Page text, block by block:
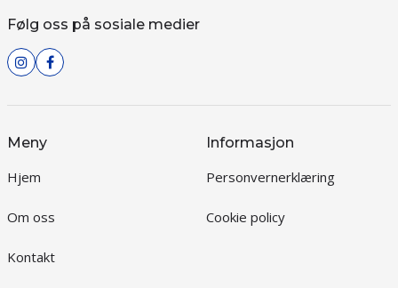
Følg oss på sosiale medier
Meny
Hjem
Om oss
Kontakt
Informasjon
Personvernerklæring
Cookie policy